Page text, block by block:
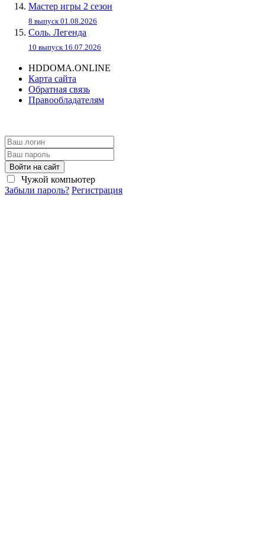
Мастер игры 2 сезон
8 выпуск 01.08.2026
Соль. Легенда
10 выпуск 16.07.2026
HDDOMA.ONLINE
Карта сайта
Обратная связь
Правообладателям
Войти на сайт
Чужой компьютер
Забыли пароль? Регистрация